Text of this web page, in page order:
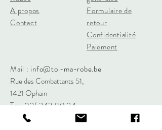
A propos
Contact
Formulaire de
retour
Confidentialité
Paiement
Mail : info@toi-ma-robe.be
Rue des Combattants 51,
1421 Ophain
Tel: 02/242 80 24